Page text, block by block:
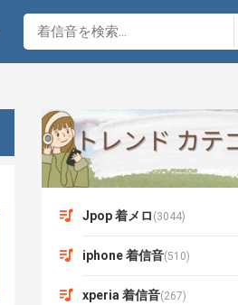
Jpop 着メロ (3044)
iphone 着信音(510)
xperia 着信音(267)